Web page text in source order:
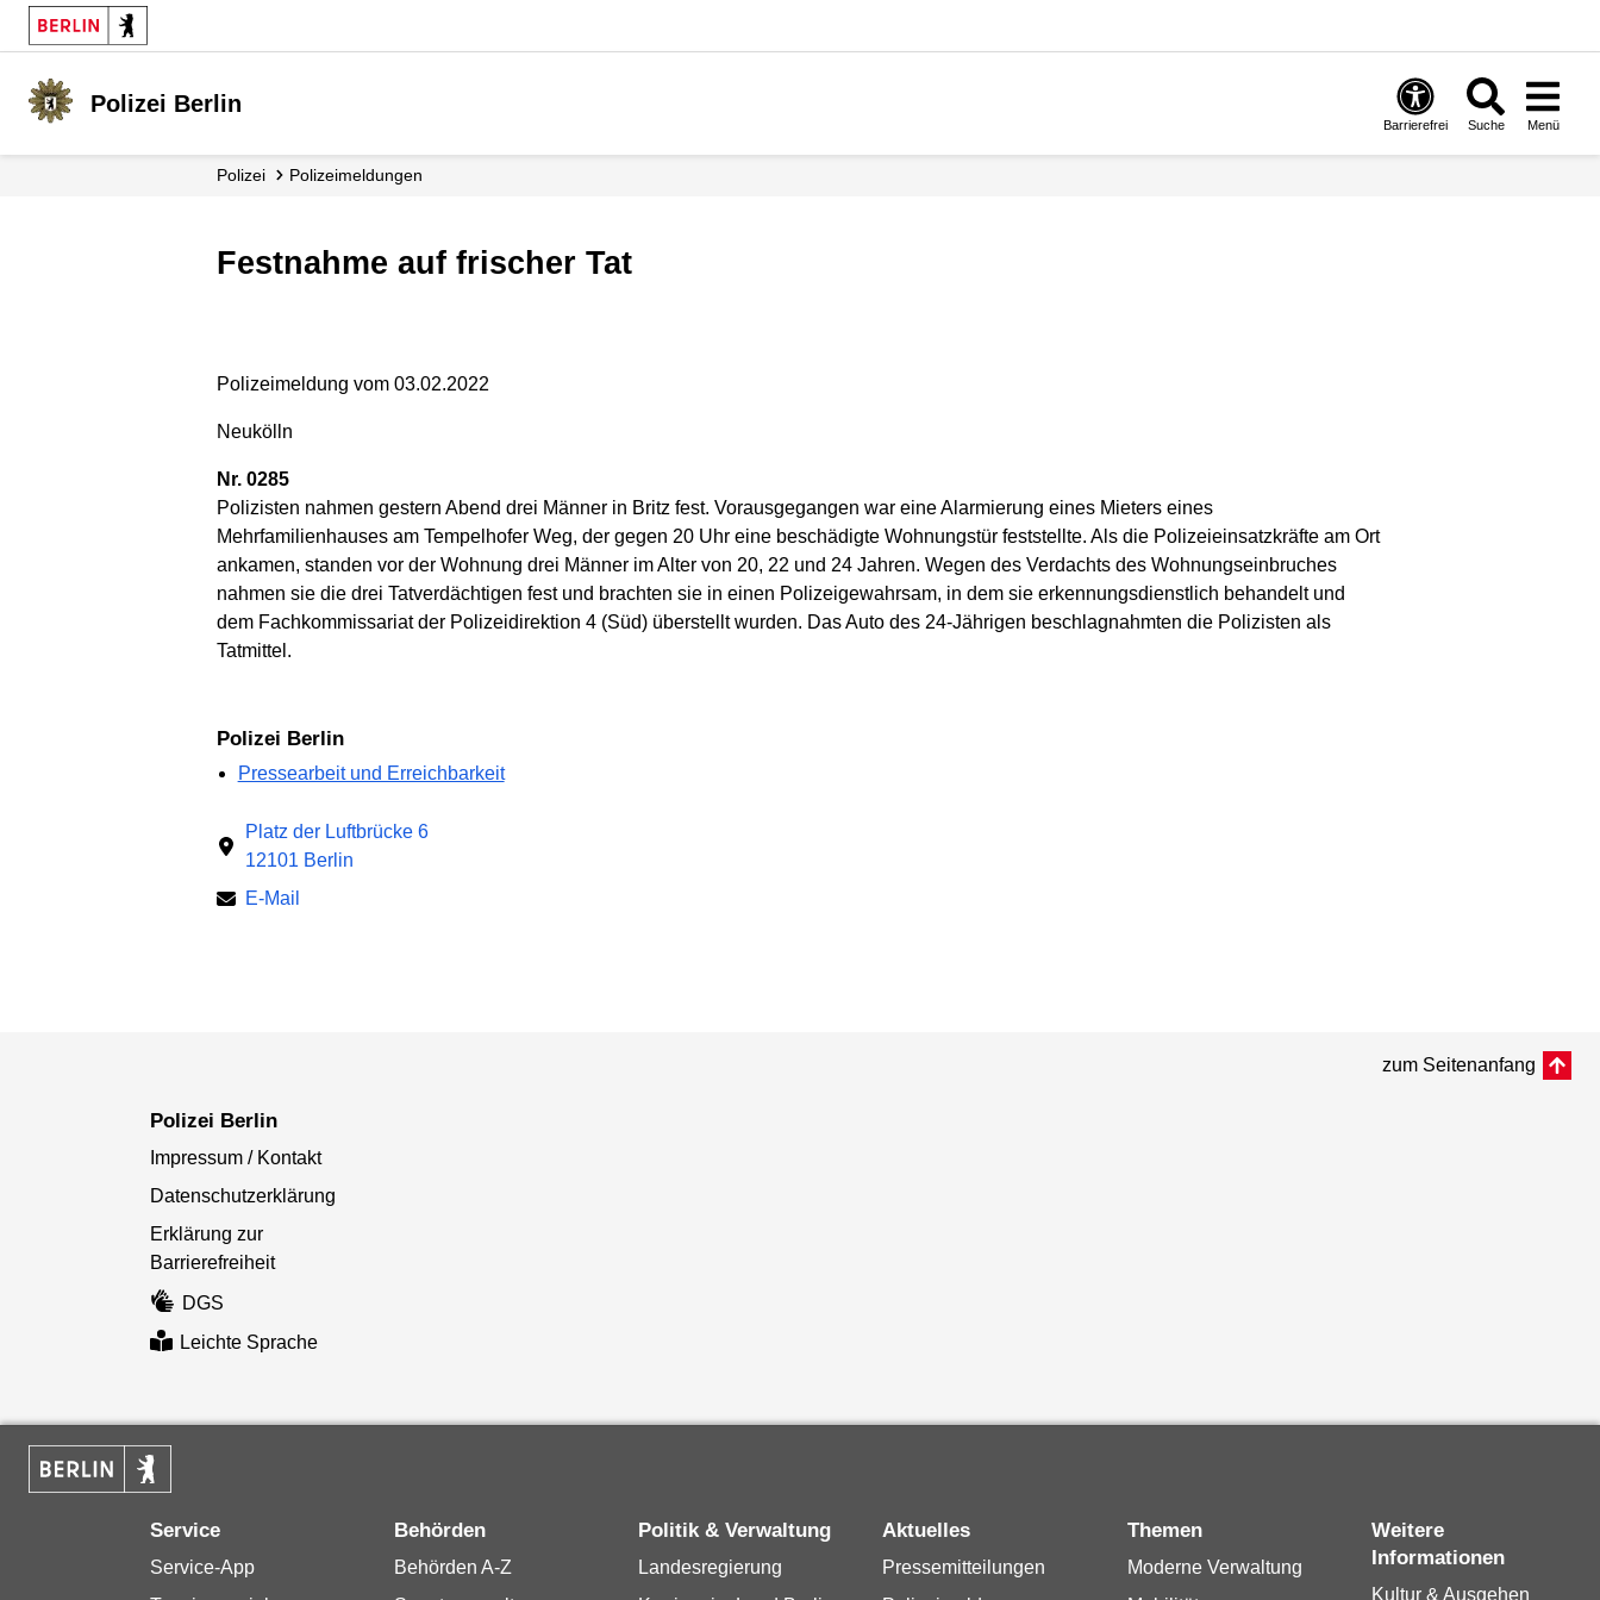
Polizei Berlin
Barrierefrei Suche Menü
Polizei Polizei­meldungen
Festnahme auf frischer Tat
Polizeimeldung vom 03.02.2022
Neukölln
Nr. 0285
Polizisten nahmen gestern Abend drei Männer in Britz fest. Vorausgegangen war eine Alarmierung eines Mieters eines
Mehrfamilienhauses am Tempelhofer Weg, der gegen 20 Uhr eine beschädigte Wohnungstür feststellte. Als die Polizeieinsatzkräfte am Ort
ankamen, standen vor der Wohnung drei Männer im Alter von 20, 22 und 24 Jahren. Wegen des Verdachts des Wohnungseinbruches
nahmen sie die drei Tatverdächtigen fest und brachten sie in einen Polizeigewahrsam, in dem sie erkennungsdienstlich behandelt und
dem Fachkommissariat der Polizeidirektion 4 (Süd) überstellt wurden. Das Auto des 24-Jährigen beschlagnahmten die Polizisten als
Tatmittel.
Polizei Berlin
Pressearbeit und Erreichbarkeit
Platz der Luftbrücke 6
12101 Berlin
E-Mail
zum Seitenanfang
Polizei Berlin
Impressum / Kontakt
Datenschutzerklärung
Erklärung zur
Barrierefreiheit
DGS
Leichte Sprache
Service
Service-App
Behörden
Behörden A-Z
Politik & Verwaltung
Landesregierung
Aktuelles
Pressemitteilungen
Themen
Moderne Verwaltung
Weitere
Informationen
Kultur & Ausgehen